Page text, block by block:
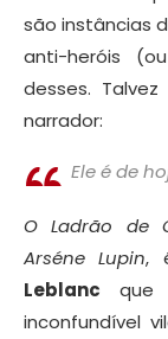
são instâncias
anti-heróis
desses.
narrador:
Ele é de
O Ladrão de
Arséne Lupin,
Leblanc que
inconfundível